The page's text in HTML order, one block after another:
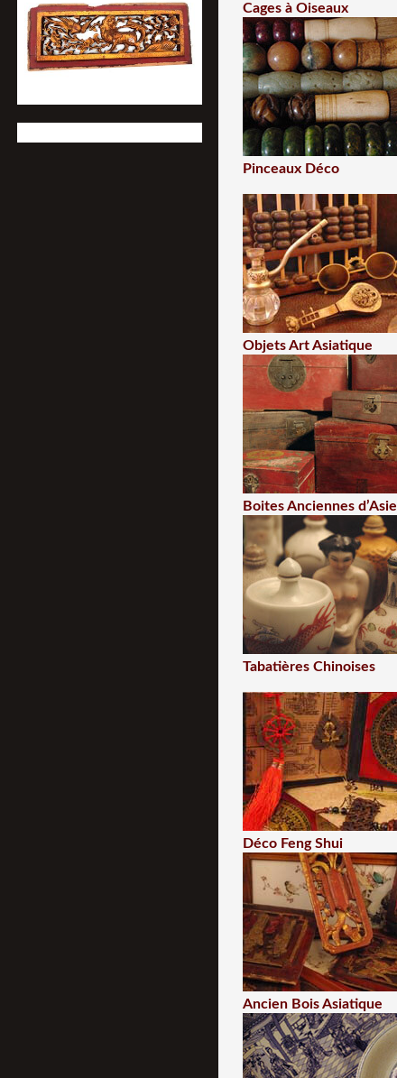
Cages à Oiseaux
Pinceaux Déco
Objets Art Asiatique
Boites Anciennes d’Asie
Tabatières Chinoises
Déco Feng Shui
Ancien Bois Asiatique